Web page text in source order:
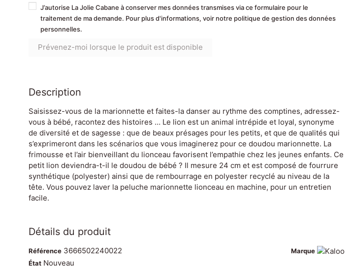
J’autorise La Jolie Cabane à conserver mes données transmises via ce formulaire pour le
traitement de ma demande. Pour plus d'informations, voir notre politique de gestion des données
personnelles.
Description
Saisissez-vous de la marionnette et faites-la danser au rythme des comptines, adressez-
vous à bébé, racontez des histoires … Le lion est un animal intrépide et loyal, synonyme
de diversité et de sagesse : que de beaux présages pour les petits, et que de qualités qui
s’exprimeront dans les scénarios que vous imaginerez pour ce doudou marionnette. La
frimousse et l’air bienveillant du lionceau favorisent l’empathie chez les jeunes enfants. Ce
petit lion deviendra-t-il le doudou de bébé ? Il mesure 24 cm et est composé de fourrure
synthétique (polyester) ainsi que de rembourrage en polyester recyclé au niveau de la
tête. Vous pouvez laver la peluche marionnette lionceau en machine, pour un entretien
facile.
Détails du produit
Marque
Référence 3666502240022
État Nouveau